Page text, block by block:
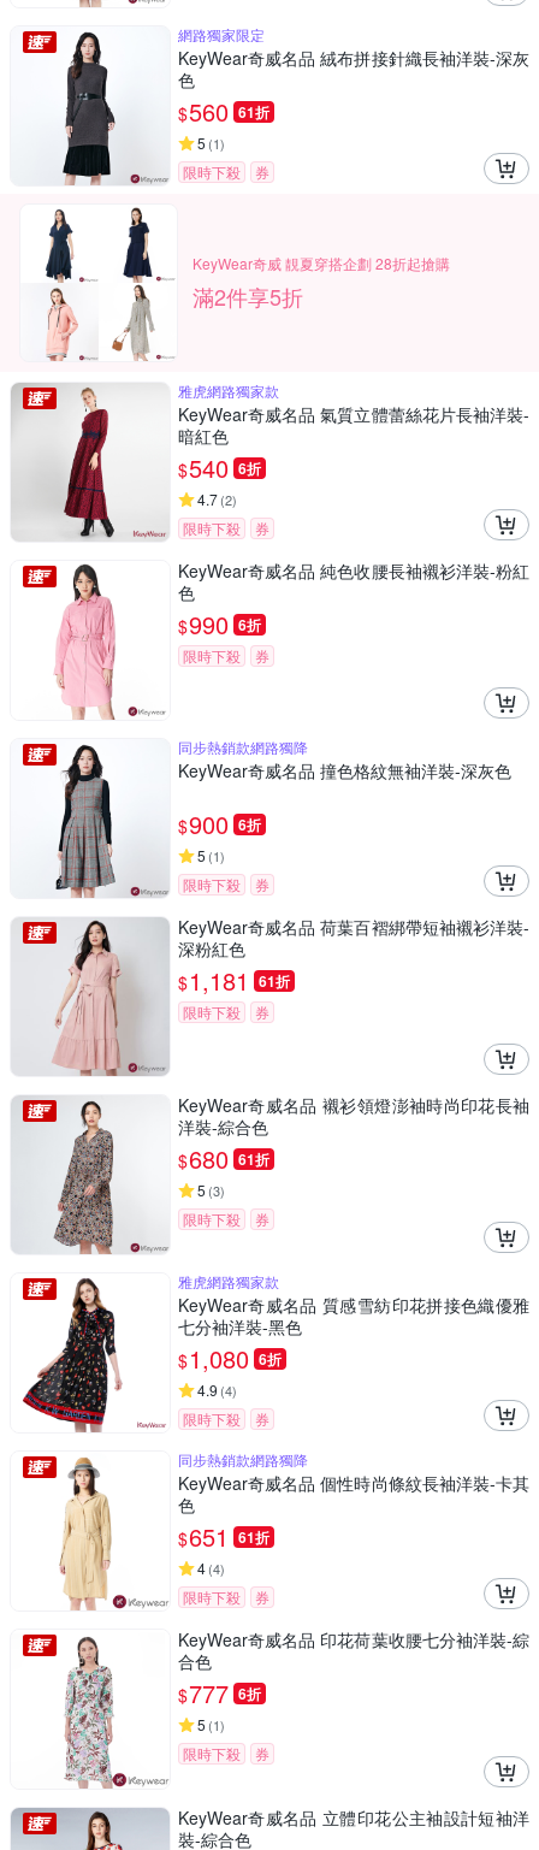
網路獨家限定
KeyWear奇威名品 絨布拼接針織長袖洋裝-深灰
色
$560 61折
5 (1)
限時下殺 券
KeyWear奇威 靚夏穿搭企劃 28折起搶購
滿2件享5折
雅虎網路獨家款
KeyWear奇威名品 氣質立體蕾絲花片長袖洋裝-
暗紅色
$540 6折
4.7(2)
限時下殺 券
KeyWear奇威名品 純色收腰長袖襯衫洋裝-粉紅
色
$990 6折
限時下殺 券
同步熱銷款網路獨降
KeyWear奇威名品 撞色格紋無袖洋裝-深灰色
$900 6折
5 (1)
限時下殺 券
KeyWear奇威名品 荷葉百褶綁帶短袖襯衫洋裝-
深粉紅色
$1,181 61折
限時下殺 券
KeyWear奇威名品 襯衫領燈澎袖時尚印花長袖
洋裝-綜合色
$680 61折
5 (3)
限時下殺 券
雅虎網路獨家款
KeyWear奇威名品 質感雪紡印花拼接色織優雅
七分袖洋裝-黑色
$1,080 6折
4.9 (4)
限時下殺
券
同步熱銷款網路獨降
KeyWear奇威名品 個性時尚條紋長袖洋裝-卡其
色
$651 61折
4(4)
限時下殺 券
KeyWear奇威名品 印花荷葉收腰七分袖洋裝-綜
合色
$777 6折
5 (1)
限時下殺 券
KeyWear奇威名品 立體印花公主袖設計短袖洋
裝-綜合色